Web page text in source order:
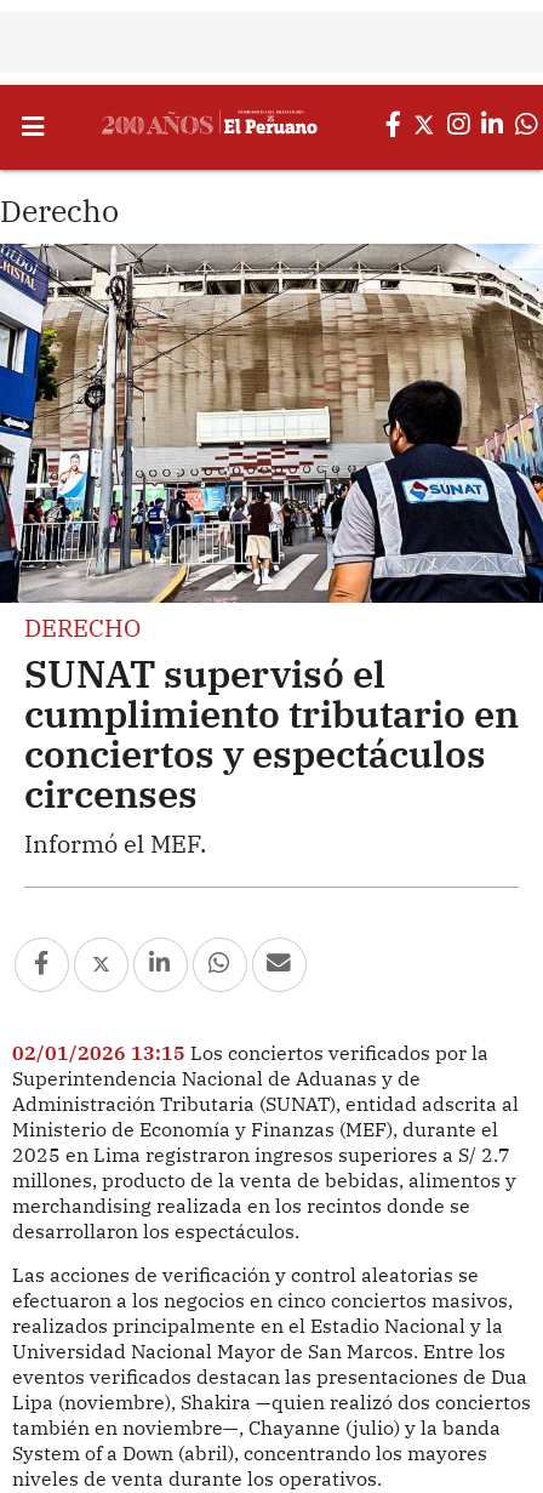
Derecho
DERECHO
SUNAT supervisó el
cumplimiento tributario en
conciertos y espectáculos
circenses
Informó el MEF.
02/01/2026 13:15 Los conciertos verificados por la
Superintendencia Nacional de Aduanas y de
Administración Tributaria (SUNAT), entidad adscrita al
Ministerio de Economía y Finanzas (MEF), durante el
2025 en Lima registraron ingresos superiores a S/ 2.7
millones, producto de la venta de bebidas, alimentos y
merchandising realizada en los recintos donde se
desarrollaron los espectáculos.
Las acciones de verificación y control aleatorias se
efectuaron a los negocios en cinco conciertos masivos,
realizados principalmente en el Estadio Nacional y la
Universidad Nacional Mayor de San Marcos. Entre los
eventos verificados destacan las presentaciones de Dua
Lipa (noviembre), Shakira —quien realizó dos conciertos
también en noviembre—, Chayanne (julio) y la banda
System of a Down (abril), concentrando los mayores
niveles de venta durante los operativos.